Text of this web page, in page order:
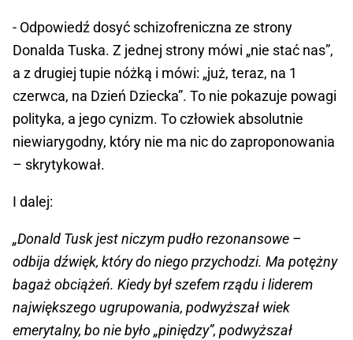
- Odpowiedź dosyć schizofreniczna ze strony
Donalda Tuska. Z jednej strony mówi „nie stać nas”,
a z drugiej tupie nóżką i mówi: „już, teraz, na 1
czerwca, na Dzień Dziecka”. To nie pokazuje powagi
polityka, a jego cynizm. To człowiek absolutnie
niewiarygodny, który nie ma nic do zaproponowania
– skrytykował.
I dalej:
„Donald Tusk jest niczym pudło rezonansowe –
odbija dźwięk, który do niego przychodzi. Ma potężny
bagaż obciążeń. Kiedy był szefem rządu i liderem
największego ugrupowania, podwyższał wiek
emerytalny, bo nie było „piniędzy”, podwyższał